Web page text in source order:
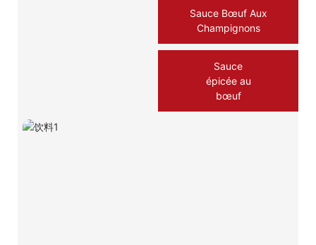
Sauce Bœuf Aux
Champignons
Sauce
épicée au
bœuf